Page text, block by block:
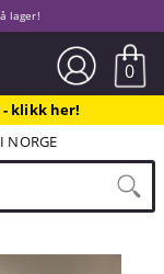
lager!
0
klikk her!
NORGE